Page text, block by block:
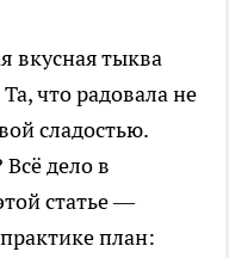
вкусная тыква
что радовала не
сладостью.
дело в
статье —
план: